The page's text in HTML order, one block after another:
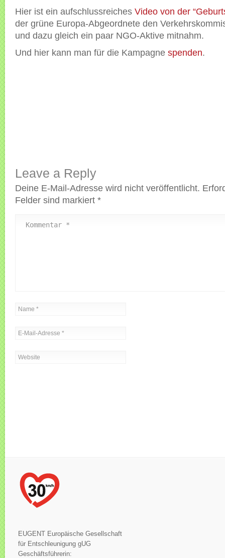
Hier ist ein aufschlussreiches Video von der
der grüne Europa-Abgeordnete den
und dazu gleich ein paar NGO-Aktive mitnahm.
Und hier kann man für die Kampagne spenden.
Leave a Reply
Deine E-Mail-Adresse wird nicht veröffentlicht.
Felder sind markiert *
EUGENT Europäische Gesellschaft
für Entschleunigung gUG
Geschäftsführerin: